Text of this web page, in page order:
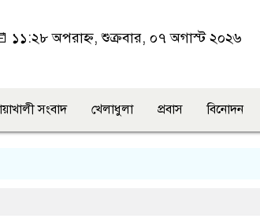
১১:২৮ অপরাহ্ন, শুক্রবার, ০৭ অগাস্ট ২০২৬
সংবাদ খেলাধুলা প্রবাস বিনোদন